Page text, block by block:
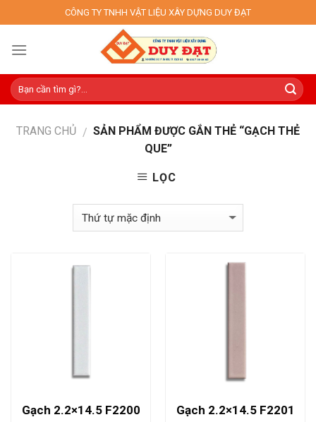
to
content
CÔNG TY TNHH VẬT LIỆU XÂY DỰNG DUY ĐẠT
TRANG CHỦ / SẢN PHẨM ĐƯỢC GẮN THẺ “GẠCH THẺ
QUE”
LỌC
Gạch 2.2×14.5 F2200 Gạch 2.2×14.5 F2201